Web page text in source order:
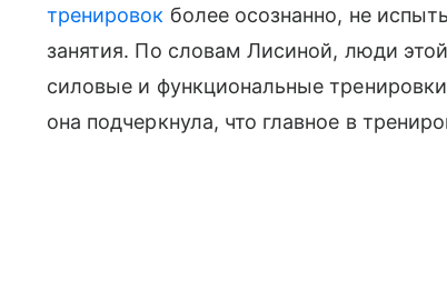
тренировок более осознанно, не
занятия. По словам Лисиной, люди
силовые и функциональные
она подчеркнула, что главное в